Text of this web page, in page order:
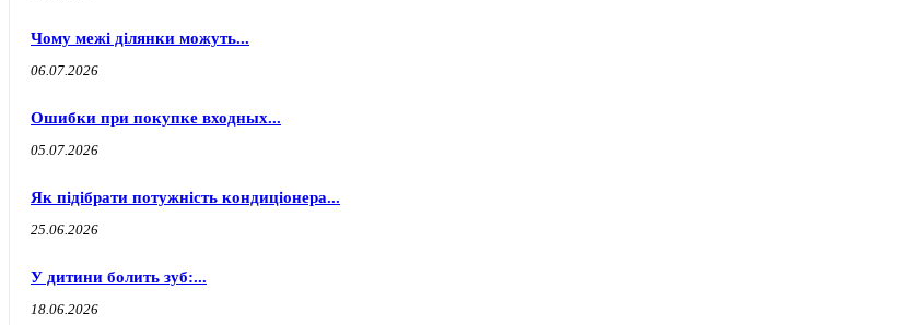
Чому межі ділянки можуть...
06.07.2026
Ошибки при покупке входных...
05.07.2026
Як підібрати потужність кондиціонера...
25.06.2026
У дитини болить зуб:...
18.06.2026